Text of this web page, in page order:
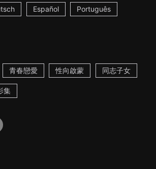
Español Português
青春戀愛 性向啟蒙 同志子女
集